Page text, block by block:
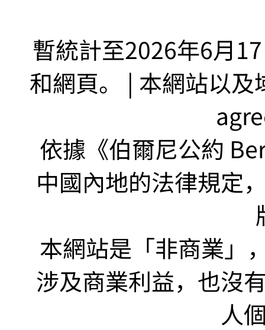
暫統計至2026年6月
和網頁。 | 本網站以
依據《伯爾尼公約
中國內地的法律規定
本網站是「非商業
涉及商業利益，也沒
人